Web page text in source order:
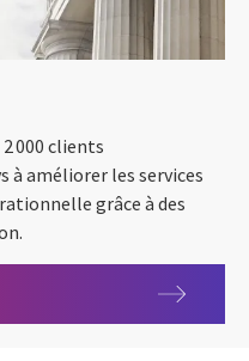
2 000 clients
à améliorer les services
grâce à des